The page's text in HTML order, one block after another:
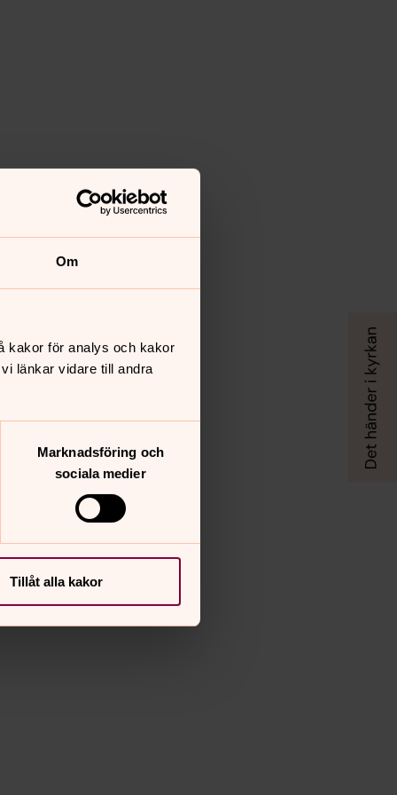
Om
kakor för analys och kakor
länkar vidare till andra
Marknadsföring och
sociala medier
Tillåt alla kakor